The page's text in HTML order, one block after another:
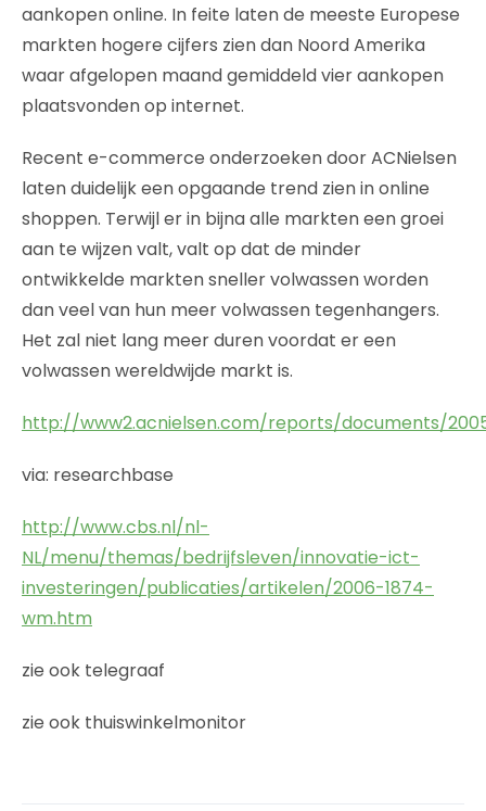
aankopen online. In feite laten de meeste Europese
markten hogere cijfers zien dan Noord Amerika
waar afgelopen maand gemiddeld vier aankopen
plaatsvonden op internet.
Recent e-commerce onderzoeken door ACNielsen
laten duidelijk een opgaande trend zien in online
shoppen. Terwijl er in bijna alle markten een groei
aan te wijzen valt, valt op dat de minder
ontwikkelde markten sneller volwassen worden
dan veel van hun meer volwassen tegenhangers.
Het zal niet lang meer duren voordat er een
volwassen wereldwijde markt is.
http://www2.acnielsen.com/reports/documents/
via: researchbase
http://www.cbs.nl/nl-
NL/menu/themas/bedrijfsleven/innovatie-ict-
investeringen/publicaties/artikelen/2006-1874-
wm.htm
zie ook telegraaf
zie ook thuiswinkelmonitor